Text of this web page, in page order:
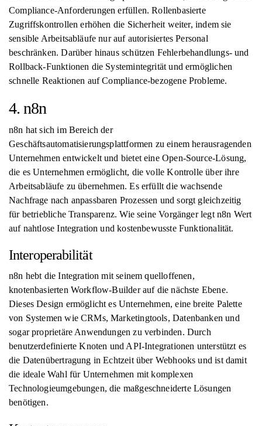
Compliance-Anforderungen erfüllen. Rollenbasierte
Zugriffskontrollen erhöhen die Sicherheit weiter, indem sie
sensible Arbeitsabläufe nur auf autorisiertes Personal
beschränken. Darüber hinaus schützen Fehlerbehandlungs- und
Rollback-Funktionen die Systemintegrität und ermöglichen
schnelle Reaktionen auf Compliance-bezogene Probleme.
4. n8n
n8n hat sich im Bereich der
Geschäftsautomatisierungsplattformen zu einem herausragenden
Unternehmen entwickelt und bietet eine Open-Source-Lösung,
die es Unternehmen ermöglicht, die volle Kontrolle über ihre
Arbeitsabläufe zu übernehmen. Es erfüllt die wachsende
Nachfrage nach anpassbaren Prozessen und sorgt gleichzeitig
für betriebliche Transparenz. Wie seine Vorgänger legt n8n Wert
auf nahtlose Integration und kostenbewusste Funktionalität.
Interoperabilität
n8n hebt die Integration mit seinem quelloffenen,
knotenbasierten Workflow-Builder auf die nächste Ebene.
Dieses Design ermöglicht es Unternehmen, eine breite Palette
von Systemen wie CRMs, Marketingtools, Datenbanken und
sogar proprietäre Anwendungen zu verbinden. Durch
benutzerdefinierte Knoten und API-Integrationen unterstützt es
die Datenübertragung in Echtzeit über Webhooks und ist damit
die ideale Wahl für Unternehmen mit komplexen
Technologieumgebungen, die maßgeschneiderte Lösungen
benötigen.